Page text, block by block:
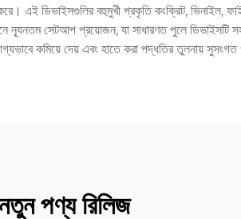
এই ডিভাইসগুলির বহুমুখী প্রকৃতি কংক্রিট, ভিনাইল,
ন্যূনতম সেটআপ প্রয়োজন, যা সাধারণত পুলে ডিভাইসটি
কমিয়ে দেয় এবং হাতে করা পদ্ধতির তুলনায়
পণ্য রিলিজ